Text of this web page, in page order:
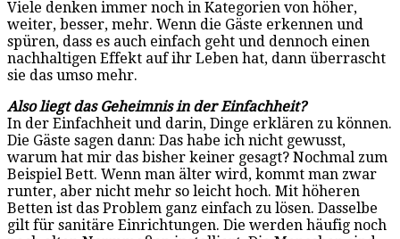
Viele denken immer noch in Kategorien von höher,
weiter, besser, mehr. Wenn die Gäste erkennen und
spüren, dass es auch einfach geht und dennoch einen
nachhaltigen Effekt auf ihr Leben hat, dann überrascht
sie das umso mehr.
Also liegt das Geheimnis in der Einfachheit?
In der Einfachheit und darin, Dinge erklären zu können.
Die Gäste sagen dann: Das habe ich nicht gewusst,
warum hat mir das bisher keiner gesagt? Nochmal zum
Beispiel Bett. Wenn man älter wird, kommt man zwar
runter, aber nicht mehr so leicht hoch. Mit höheren
Betten ist das Problem ganz einfach zu lösen. Dasselbe
gilt für sanitäre Einrichtungen. Die werden häufig noch